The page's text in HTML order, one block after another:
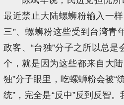
最近禁止大陆螺蛳粉输入一
三”、螺蛳粉这些受到台湾青
政客、“台独”分子之所以总
个，就是因为这些都来自大
独”分子眼里，吃螺蛳粉会被“
统”，完全是“反中”反到反智